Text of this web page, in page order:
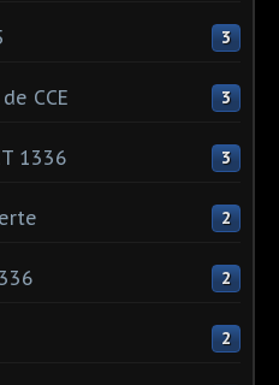
3
CCE 3
1336 3
2
2
2